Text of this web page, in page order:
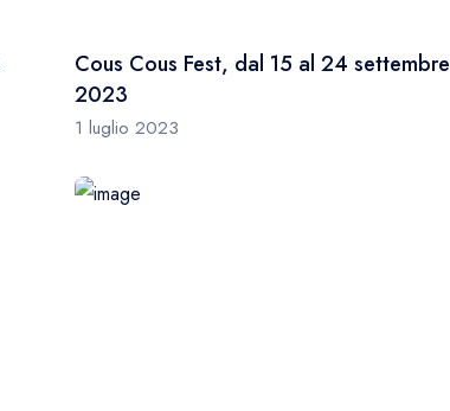
Cous Cous Fest, dal 15 al 24 settembre
2023
1 luglio 2023